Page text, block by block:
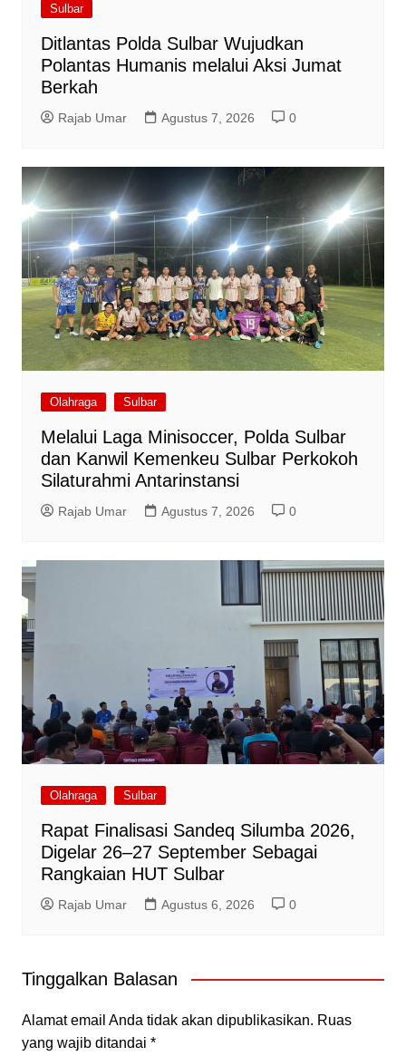
Sulbar
Ditlantas Polda Sulbar Wujudkan
Polantas Humanis melalui Aksi Jumat
Berkah
Rajab Umar Agustus 7, 2026 0
Olahraga Sulbar
Melalui Laga Minisoccer, Polda Sulbar
dan Kanwil Kemenkeu Sulbar Perkokoh
Silaturahmi Antarinstansi
Rajab Umar Agustus 7, 2026 0
Olahraga Sulbar
Rapat Finalisasi Sandeq Silumba 2026,
Digelar 26–27 September Sebagai
Rangkaian HUT Sulbar
Rajab Umar Agustus 6, 2026 0
Tinggalkan Balasan
Alamat email Anda tidak akan dipublikasikan. Ruas
yang wajib ditandai *